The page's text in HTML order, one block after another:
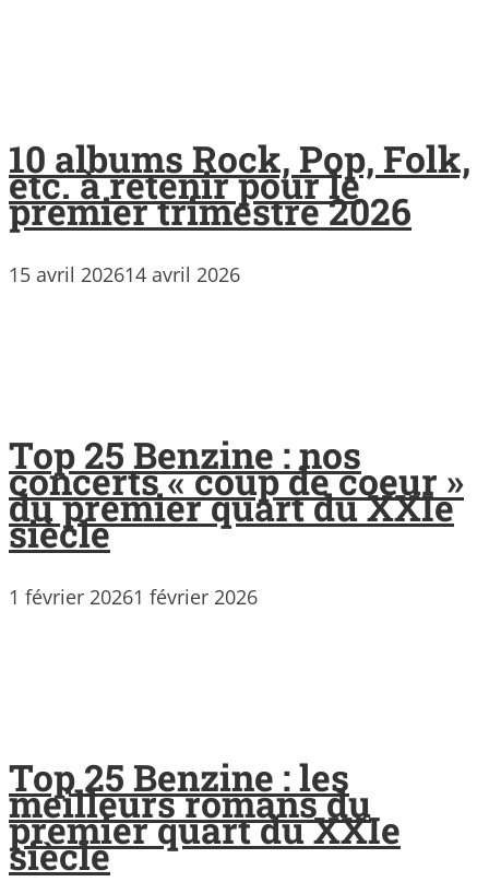
10 albums Rock, Pop, Folk,
etc. à retenir pour le
premier trimestre 2026
15 avril 202614 avril 2026
Top 25 Benzine : nos
concerts « coup de coeur »
du premier quart du XXIe
siècle
1 février 20261 février 2026
Top 25 Benzine : les
meilleurs romans du
premier quart du XXIe
siècle